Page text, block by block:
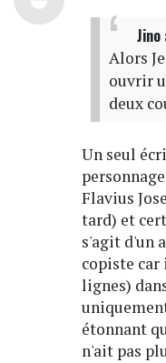
Jino
Alors
ouvrir
deux
Un seul
Flavius
tard) et
s'agit d'un
copiste
lignes)
étonnant
n'ait pas